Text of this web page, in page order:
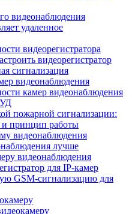
видеонаблюдения
удаленное
видеорегистратора
видеорегистратор
сигнализация
видеонаблюдения
камер видеонаблюдения
пожарной сигнализации:
и принцип работы
видеонаблюдения
лучше
видеонаблюдения
для IP-камер
GSM-сигнализацию для